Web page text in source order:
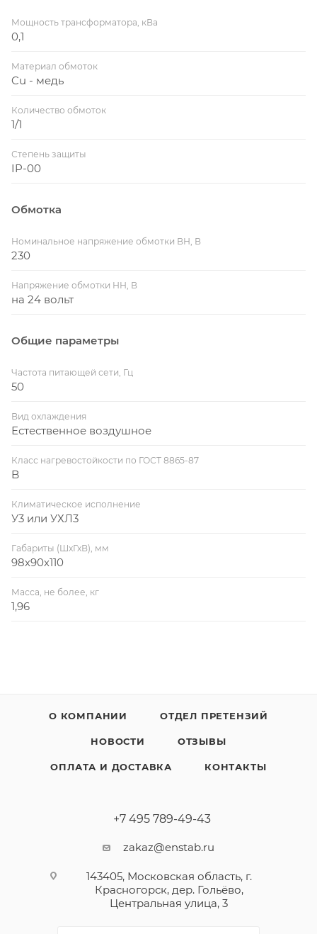
Мощность трансформатора, кВа
0,1
Материал обмоток
Cu - медь
Количество обмоток
1/1
Степень защиты
IP-00
Обмотка
Номинальное напряжение обмотки ВН, В
230
Напряжение обмотки НН, В
на 24 вольт
Общие параметры
Частота питающей сети, Гц
50
Вид охлаждения
Естественное воздушное
Класс нагревостойкости по ГОСТ 8865-87
B
Климатическое исполнение
У3 или УХЛ3
Габариты (ШхГхВ), мм
98х90х110
Масса, не более, кг
1,96
О КОМПАНИИ ОТДЕЛ ПРЕТЕНЗИЙ
НОВОСТИ ОТЗЫВЫ
ОПЛАТА И ДОСТАВКА КОНТАКТЫ
+7 495 789-49-43
zakaz@enstab.ru
143405, Московская область, г.
Красногорск, дер. Гольёво,
Центральная улица, 3